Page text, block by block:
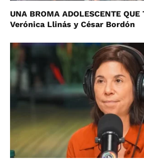
UNA BROMA ADOLESCENTE
Verónica Llinás y César Bordón